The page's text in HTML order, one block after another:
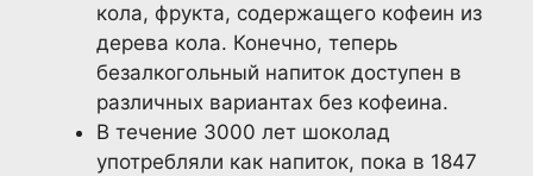
кола, фрукта, содержащего кофеин из
дерева кола. Конечно, теперь
безалкогольный напиток доступен в
различных вариантах без кофеина.
В течение 3000 лет шоколад
употребляли как напиток, пока в 1847